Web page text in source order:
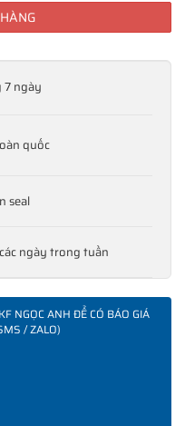
ngày
quốc
seal
ngày trong tuần
NGỌC ANH ĐỂ CÓ BÁO GIÁ
/ ZALO)